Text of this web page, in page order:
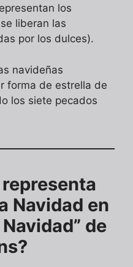
los
liberan las
por los dulces).
navideñas
forma de estrella de
los siete pecados
Navidad en
de